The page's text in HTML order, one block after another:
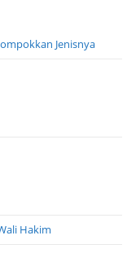
Jenisnya
Hakim